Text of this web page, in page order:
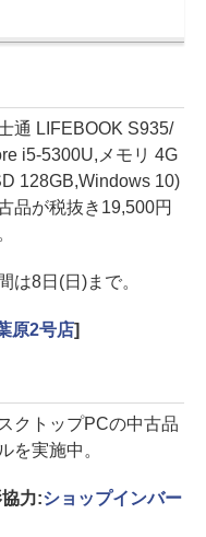
通 LIFEBOOK S935/
i5-5300U,メモリ 4G
128GB,Windows 10)
品が税抜き19,500円
は8日(日)まで。
原2号店]
クトップPCの中古品
を実施中。
力:ショップインバー